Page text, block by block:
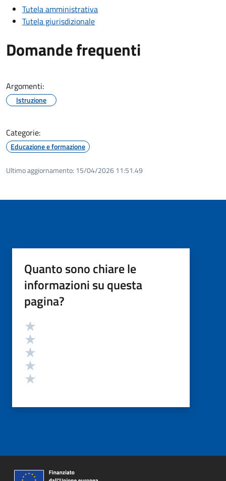
Tutela amministrativa
Tutela giurisdizionale
Domande frequenti
Argomenti:
Istruzione
Categorie:
Educazione e formazione
Ultimo aggiornamento: 15/04/2026 11:51.49
Quanto sono chiare le
informazioni su questa
pagina?
Valutazione